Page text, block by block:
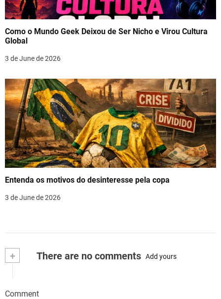
Como o Mundo Geek Deixou de Ser Nicho e Virou Cultura
Global
3 de June de 2026
Entenda os motivos do desinteresse pela copa
3 de June de 2026
+ There are no comments Add yours
Comment